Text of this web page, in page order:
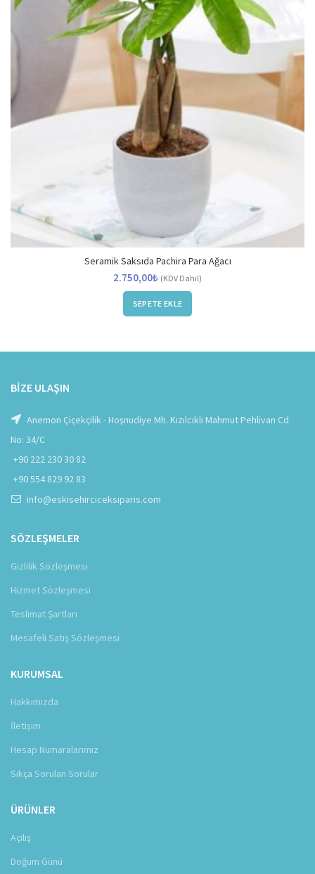
Seramik Saksıda Pachira Para Ağacı
2.750,00₺ (KDV Dahil)
SEPETE EKLE
BIZE ULAŞIN
Anemon Çiçekçilik - Hoşnudiye Mh. Kızılcıklı Mahmut Pehlivan Cd.
No: 34/C
+90 222 230 30 82
+90 554 829 92 83
info@eskisehirciceksiparis.com
SÖZLEŞMELER
Gizlilik Sözleşmesi
Hizmet Sözleşmesi
Teslimat Şartları
Mesafeli Satış Sözleşmesi
KURUMSAL
Hakkımızda
İletişim
Hesap Numaralarımız
Sıkça Sorulan Sorular
ÜRÜNLER
Açılış
Doğum Günü